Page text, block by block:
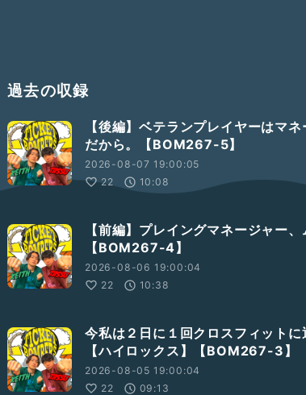
過去の収録
【後編】ベテランプレイヤーはマ
だから。【BOM267-5】
2026-08-07 19:00:05
22
10:08
【前編】プレイングマネージャー
【BOM267-4】
2026-08-06 19:00:04
22
10:38
今私は２日に１回クロスフィットに
【ハイロックス】【BOM267-3】
2026-08-05 19:00:04
22
09:13